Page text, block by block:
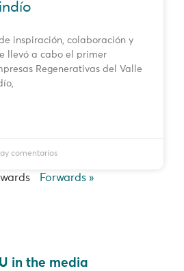
inspiración, colaboración y
llevó a cabo el primer
Regenerativas del Valle
comentarios
Forwards »
in the media